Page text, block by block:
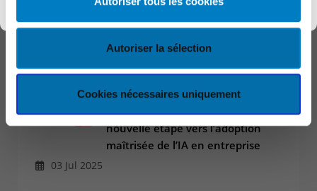
Autoriser la sélection
Cookies nécessaires uniquement
12 Dec 2025
Computerland certifié Copilot
Jumpstart par Microsoft : une
nouvelle étape vers l’adoption
maîtrisée de l’IA en entreprise
03 Jul 2025